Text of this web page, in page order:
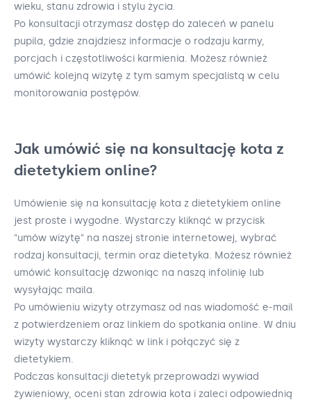
wieku, stanu zdrowia i stylu życia.
Po konsultacji otrzymasz dostęp do zaleceń w panelu
pupila, gdzie znajdziesz informacje o rodzaju karmy,
porcjach i częstotliwości karmienia. Możesz również
umówić kolejną wizytę z tym samym specjalistą w celu
monitorowania postępów.
Jak umówić się na konsultację kota z
dietetykiem online?
Umówienie się na konsultację kota z dietetykiem online
jest proste i wygodne. Wystarczy kliknąć w przycisk
"umów wizytę" na naszej stronie internetowej, wybrać
rodzaj konsultacji, termin oraz dietetyka. Możesz również
umówić konsultację dzwoniąc na naszą infolinię lub
wysyłając maila.
Po umówieniu wizyty otrzymasz od nas wiadomość e-mail
z potwierdzeniem oraz linkiem do spotkania online. W dniu
wizyty wystarczy kliknąć w link i połączyć się z
dietetykiem.
Podczas konsultacji dietetyk przeprowadzi wywiad
żywieniowy, oceni stan zdrowia kota i zaleci odpowiednią